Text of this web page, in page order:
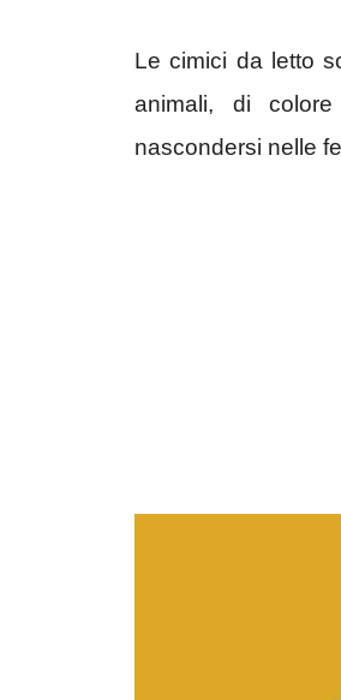
Le cimici da letto
animali, di
nascondersi nelle